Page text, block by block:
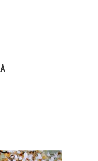
Пуфик из пластиковых